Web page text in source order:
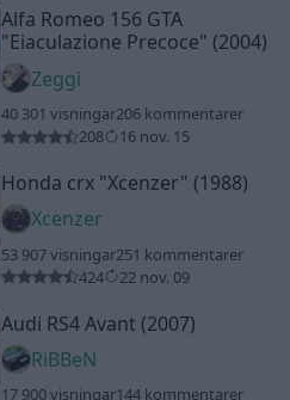
Alfa Romeo 156 GTA
"Eiaculazione Precoce" (2004)
Zeggi
40 301 visningar206 kommentarer
208
16 nov. 15
Honda crx "Xcenzer" (1988)
Xcenzer
53 907 visningar251 kommentarer
424
22 nov. 09
Audi RS4 Avant (2007)
RiBBeN
17 900 visningar144 kommentarer